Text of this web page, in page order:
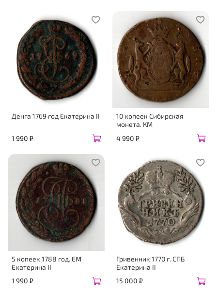
Денга 1769 год Екатерина II
1 990 ₽
10 копеек Сибирская
монета. КМ
4 990 ₽
5 копеек 1788 год. ЕМ
Екатерина II
1 990 ₽
Гривенник 1770 г. СПБ
Екатерина II
15 000 ₽